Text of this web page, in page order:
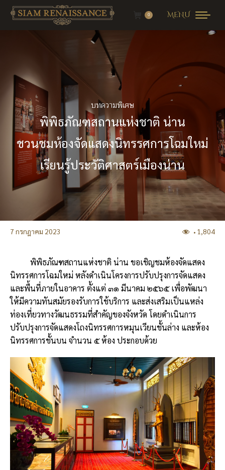
MENU
0
บทความพิเศษ
พิพิธภัณฑสถานแห่งชาติ น่าน
ชวนชมห้องจัดแสดงนิทรรศการโฉมใหม่
เรียนรู้ประวัติศาสตร์เมืองน่าน
พิพิธภัณฑสถานแห่งชาติ น่าน ขอเชิญชมห้องจัดแสดง
นิทรรศการโฉมใหม่ หลังดำเนินโครงการปรับปรุงการจัดแสดง
และพื้นที่ภายในอาคาร ตั้งแต่ ๓๑ มีนาคม ๒๕๖๕ เพื่อพัฒนา
ให้มีความทันสมัยรองรับการใช้บริการ และส่งเสริมเป็นแหล่ง
ท่องเที่ยวทางวัฒนธรรมที่สำคัญของจังหวัด โดยดำเนินการ
ปรับปรุงการจัดแสดงโถงนิทรรศการหมุนเวียนชั้นล่าง และห้อง
นิทรรศการชั้นบน จำนวน ๕ ห้อง ประกอบด้วย
1,804
7 กรกฎาคม 2023